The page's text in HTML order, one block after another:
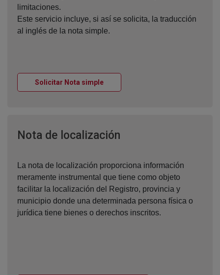
limitaciones.
Este servicio incluye, si así se solicita, la traducción
al inglés de la nota simple.
Solicitar Nota simpleVentana nueva
Nota de localización
La nota de localización proporciona información
meramente instrumental que tiene como objeto
facilitar la localización del Registro, provincia y
municipio donde una determinada persona física o
jurídica tiene bienes o derechos inscritos.